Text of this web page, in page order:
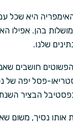
האימפריה היא שכל
בהן. אפילו
שלנו.
חושבים
פסל יפה של
הבציר
אותו נסיך, משום